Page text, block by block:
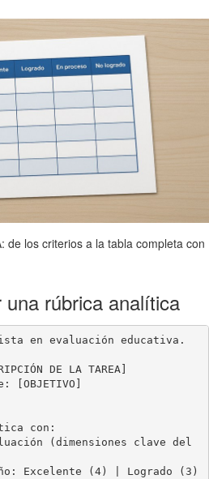
de los criterios a la tabla completa con
rúbrica analítica
en evaluación educativa.
DE LA TAREA]
con:
(dimensiones clave del
Excelente (4) | Logrado (3)